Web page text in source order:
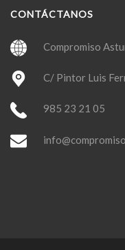
CONTÁCTANOS
Compromiso
C/ Pintor Luis
985 23 21 05